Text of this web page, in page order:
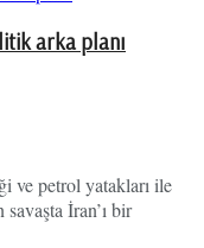
arka planı
ve petrol yatakları ile
İran’ı bir